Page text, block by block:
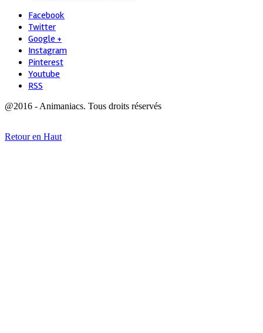
Facebook
Twitter
Google +
Instagram
Pinterest
Youtube
RSS
@2016 - Animaniacs. Tous droits réservés
Retour en Haut